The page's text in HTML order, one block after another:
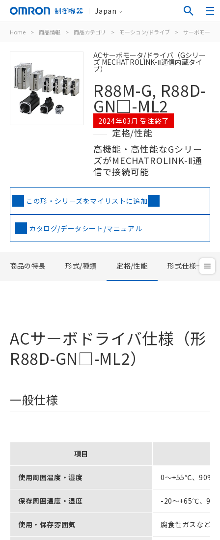
制御機器 Japan
Home > 商品情報 > 商品カテゴリ > モーション/ドライブ > サーボモータ/
ACサーボモータ/ドライバ（Gシリー
ズ MECHATROLINK-Ⅱ通信内蔵タイ
プ）
R88M-G, R88D-
GN□-ML2
2024年03月 受注終了
定格/性能
高機能・高性能なGシリー
ズがMECHATROLINK-Ⅱ通
信で接続可能
この形・シリーズをマイリストに追加
カタログ/データシート/マニュアル
商品の特長 形式/種類 定格/性能 形式仕様一覧
ACサーボドライバ仕様（形
R88D-GN□-ML2）
一般仕様
項目
使用周囲温度・湿度 0～+55℃、
保存周囲温度・湿度 -20～+65℃、
使用・保存雰囲気 腐食性ガスなど